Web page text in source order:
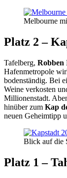
Melbourne
Platz 2 –
Tafelberg, Robben
Hafenmetropole
bodenständig. Bei
Weine verkosten
Millionenstadt.
hinüber zum Kap
neuen Geheimtipp
Blick auf die
Platz 1 –